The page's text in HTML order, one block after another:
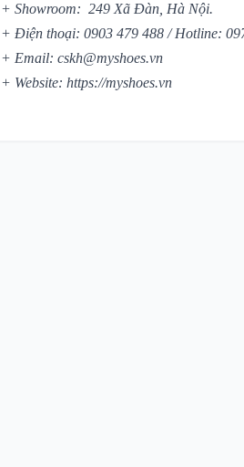
+ Showroom: 249 Xã Đàn, Hà Nội.
+ Điện thoại: 0903 479 488 /Hotline:
+ Email: cskh@myshoes.vn
+ Website: https://myshoes.vn